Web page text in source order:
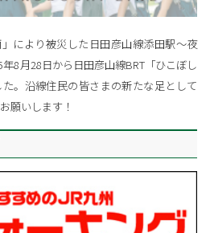
」により被災した日田彦山線添田駅～夜
8月28日から日田彦山線BRT「ひこぼし
。沿線住民の皆さまの新たな足として
願いします！